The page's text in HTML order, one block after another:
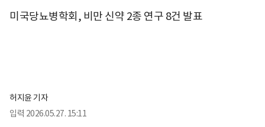
미국당뇨병학회, 비만 신약 2종 연구 8건 발표
허지윤 기자
입력 2026.05.27. 15:11